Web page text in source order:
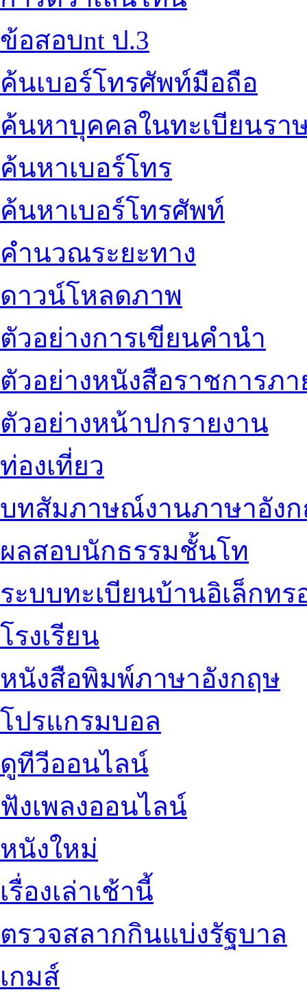
ข้อสอบnt ป.3
ค้นเบอร์โทรศัพท์มือถือ
ค้นหาบุคคลในทะเบียนรา
ค้นหาเบอร์โทร
ค้นหาเบอร์โทรศัพท์
คำนวณระยะทาง
ดาวน์โหลดภาพ
ตัวอย่างการเขียนคำนำ
ตัวอย่างหนังสือราชการภ
ตัวอย่างหน้าปกรายงาน
ท่องเที่ยว
บทสัมภาษณ์งานภาษาอัง
ผลสอบนักธรรมชั้นโท
ระบบทะเบียนบ้านอิเล็กท
โรงเรียน
หนังสือพิมพ์ภาษาอังกฤษ
โปรแกรมบอล
ดูทีวีออนไลน์
ฟังเพลงออนไลน์
หนังใหม่
เรื่องเล่าเช้านี้
ตรวจสลากกินแบ่งรัฐบาล
เกมส์